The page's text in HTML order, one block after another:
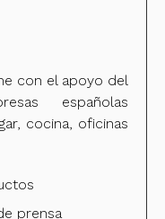
con el apoyo del
españolas
cocina, oficinas
prensa